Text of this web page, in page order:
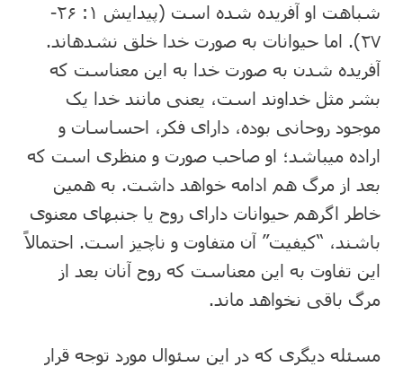
شباهت او آفریده شده است (پیدایش ۱: ۲۶-
۲۷). اما حیوانات به صورت خدا خلق نشده⁯اند.
آفریده شدن به صورت خدا به این معناست که
بشر مثل خداوند است، یعنی مانند خدا یک
موجود روحانی بوده، دارای فکر، احساسات و
اراده میباشد؛ او صاحب صورت و منظری است که
بعد از مرگ هم ادامه خواهد داشت. به همین
خاطر اگرهم حیوانات دارای روح یا جنبه⁯ای معنوی
باشند، “کیفیت” آن متفاوت و ناچیز است. احتمالاً
این تفاوت به این معناست که روح آنان بعد از
مرگ باقی نخواهد ماند.
مسئله دیگری که در این سئوال مورد توجه قرار